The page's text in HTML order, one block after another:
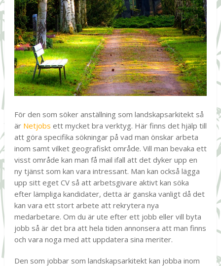
För den som söker anställning som landskapsarkitekt så
är Netjobs ett mycket bra verktyg. Här finns det hjälp till
att göra specifika sökningar på vad man önskar arbeta
inom samt vilket geografiskt område. Vill man bevaka ett
visst område kan man få mail ifall att det dyker upp en
ny tjänst som kan vara intressant. Man kan också lägga
upp sitt eget CV så att arbetsgivare aktivt kan söka
efter lämpliga kandidater, detta är ganska vanligt då det
kan vara ett stort arbete att rekrytera nya
medarbetare. Om du är ute efter ett jobb eller vill byta
jobb så är det bra att hela tiden annonsera att man finns
och vara noga med att uppdatera sina meriter.
Den som jobbar som landskapsarkitekt kan jobba inom